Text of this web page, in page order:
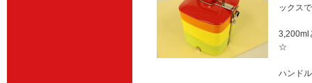
ックス
3,200ml
☆
ハンド